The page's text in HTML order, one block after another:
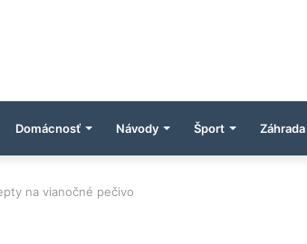
Domácnosť Návody Šport Záhrada
na vianočné pečivo